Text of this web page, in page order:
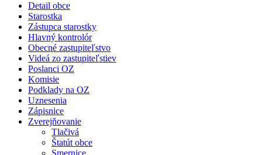
Detail obce
Starostka
Zástupca starostky
Hlavný kontrolór
Obecné zastupiteľstvo
Videá zo zastupiteľstiev
Poslanci OZ
Komisie
Podklady na OZ
Uznesenia
Zápisnice
Zverejňovanie
Tlačivá
Štatút obce